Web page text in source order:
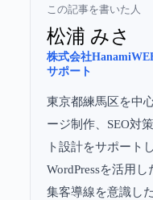
この記事を書いた人
松浦 みさ
株式会社
サポート
東京都練馬区を中
ージ制作、SEO対
ト設計をサポート
WordPressを活用
集客導線を意識し